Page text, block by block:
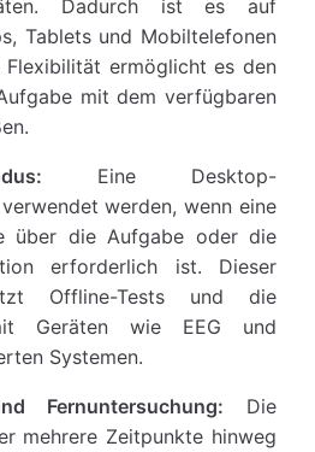
Dadurch ist es auf
Tablets und Mobiltelefonen
Flexibilität ermöglicht es den
mit dem verfügbaren
Eine Desktop-
werden, wenn eine
über die Aufgabe oder die
erforderlich ist. Dieser
Offline-Tests und die
Geräten wie EEG und
Systemen.
Fernuntersuchung: Die
mehrere Zeitpunkte hinweg